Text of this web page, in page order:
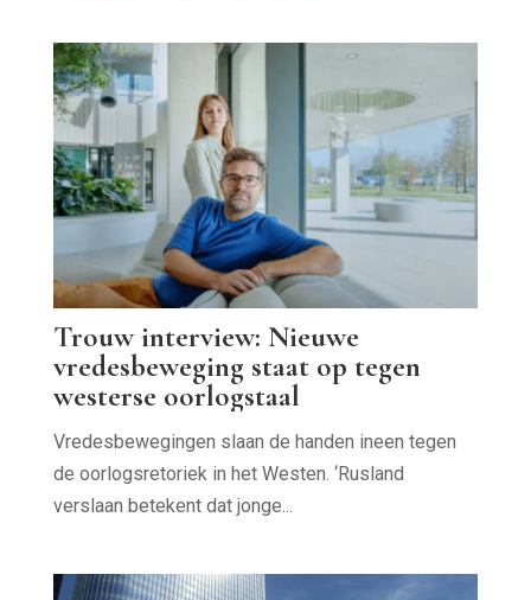
Trouw interview: Nieuwe
vredesbeweging staat op tegen
westerse oorlogstaal
Vredesbewegingen slaan de handen ineen tegen
de oorlogsretoriek in het Westen. ‘Rusland
verslaan betekent dat jonge...